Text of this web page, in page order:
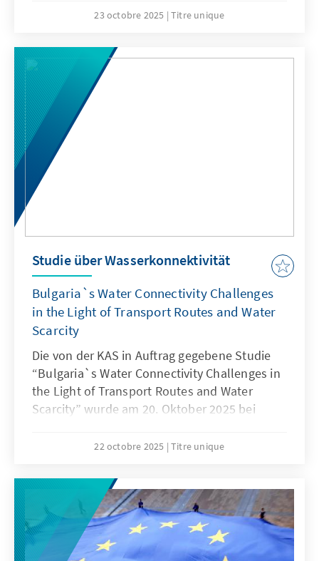
formulación de recomendaciones y el diseño
espacios cumplan efectivamente su rol de
fortalecer la transparencia, la participación
ciudadana y la rendición de cuentas en la
gestión local.
23 octobre 2025 Titre unique
Studie über Wasserkonnektivität
Bulgaria`s Water Connectivity Challenges
in the Light of Transport Routes and Water
Scarcity
Die von der KAS in Auftrag gegebene Studie
“Bulgaria`s Water Connectivity Challenges in
the Light of Transport Routes and Water
Scarcity” wurde am 20. Oktober 2025 bei
Politikern und Diplomaten in Sofia im Beisein
Wirtschaftspolitik und des Leiters der KAS
Albanien, Dr. Thomas Kunze, vorgestellt.
Moderatorinnen der Veranstaltung waren
Zlatozara Stoilova von der KAS und Alexandra
Kirilova von RESECO.
22 octobre 2025 Titre unique